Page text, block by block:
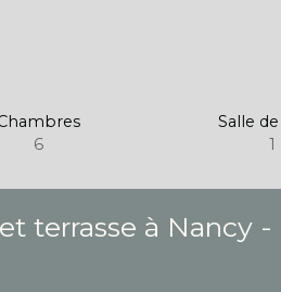
6
Salle
1
terrasse à Nancy -